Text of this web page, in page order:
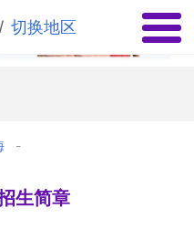
✕
/ 切换地区
生简章